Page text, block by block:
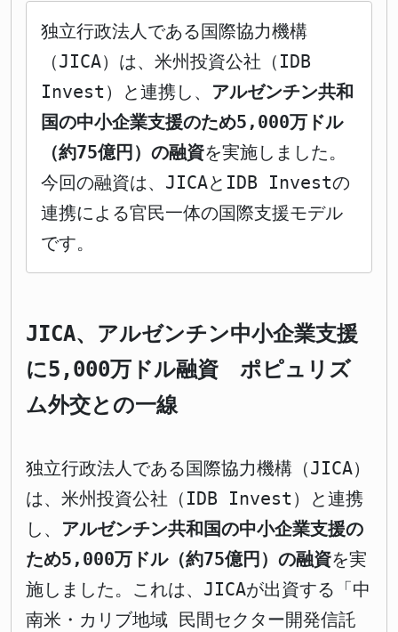
独立行政法人である国際協力機構
（JICA）は、米州投資公社（IDB
Invest）と連携し、 アルゼンチン共和
国の中小企業支援のため5,000万ドル
（約75億円）の融資を実施しました。
今回の融資は、JICAとIDB Investの
連携による官民一体の国際支援モデル
です。
JICA、アルゼンチン中小企業支援
に5,000万ドル融資 ポピュリズ
ム外交との一線
独立行政法人である国際協力機構（JICA）
は、米州投資公社（IDB Invest）と連携
し、 アルゼンチン共和国の中小企業支援の
ため5,000万ドル（約75億円）の融資を実
施しました。これは、JICAが出資する「中
南米・カリブ地域 民間セクター開発信託